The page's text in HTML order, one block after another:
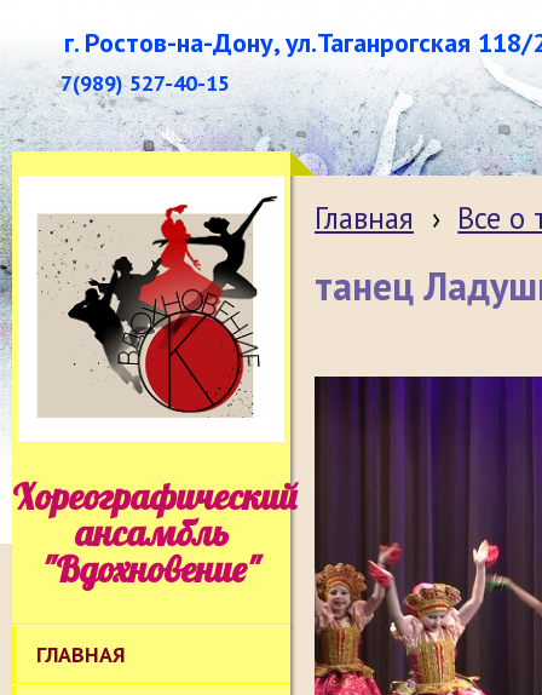
г. Ростов-на-Дону, ул.Таганрогская 118/
7(989) 527-40-15
Хореографический
ансамбль
"Вдохновение"
ГЛАВНАЯ
Главная › Все о
танец